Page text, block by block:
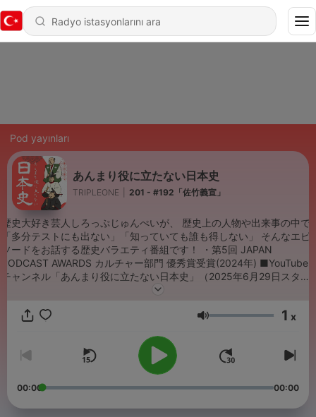
Pod yayınları
あんまり役に立たない日本史
TRIPLEONE 201 - #192「佐竹義宣」
歴史大好き芸人しろっぷじゅんぺいが、 歴史上の人物や出来事の中で
「多分テストにも出ない」「知っていても誰も得しない」 そんなエピ
ソードをお話する歴史バラエティ番組です！ ・第5回 JAPAN
PODCAST AWARDS カルチャー部門 優秀賞受賞(2024年) ■YouTube
チャンネル「あんまり役に立たない日本史」（2025年6月29日スター
ト） チャンネル登録してアニメ版・あんまり役に立たない日本史もご
https://www.youtube.com/channel/UCvJmTamesh71TMZoCn7OB0g
ブ」！ 城や古戦場など歴史スポットを実際に巡って収録した、ここで
しか聴けない歴史旅限定配信も！ 藩士として僕の歴史活動をぜひ応援
してください！ https://hanclub.bitfan.id
Ses 1 x
00:00 00:00